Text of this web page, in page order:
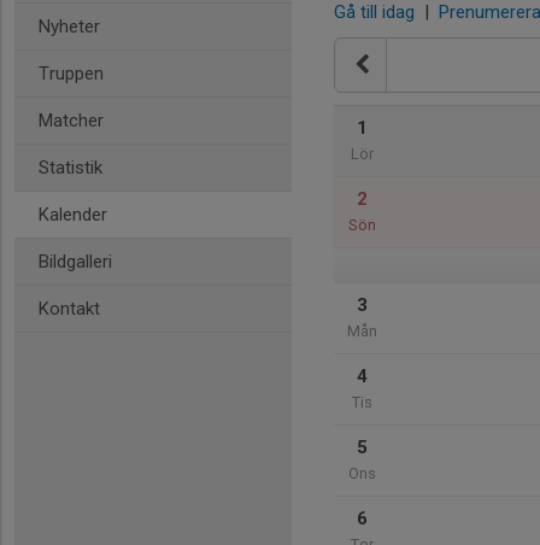
Nyheter
Truppen
Matcher
Statistik
Kalender
Bildgalleri
Kontakt
Gå till idag | Prenumerera
1
Lör
2
Sön
3
Mån
4
Tis
5
Ons
6